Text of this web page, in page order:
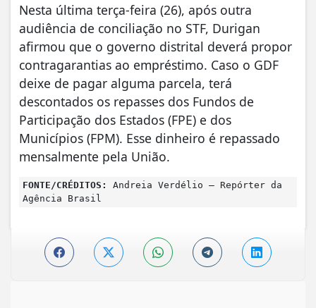
Nesta última terça-feira (26), após outra
audiência de conciliação no STF, Durigan
afirmou que o governo distrital deverá propor
contragarantias ao empréstimo. Caso o GDF
deixe de pagar alguma parcela, terá
descontados os repasses dos Fundos de
Participação dos Estados (FPE) e dos
Municípios (FPM). Esse dinheiro é repassado
mensalmente pela União.
FONTE/CRÉDITOS:
Andreia Verdélio – Repórter da
Agência Brasil